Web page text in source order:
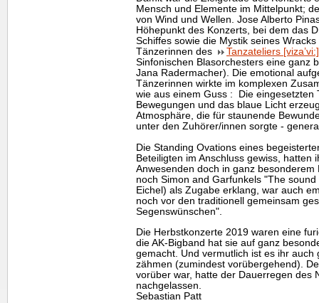
Mensch und Elemente im Mittelpunkt;
von Wind und Wellen. Jose Alberto
Höhepunkt des Konzerts, bei dem das
Schiffes sowie die Mystik seines
Tänzerinnen des
Tanzateliers [viza’vi:]
Sinfonischen Blasorchesters eine ganz
Jana Radermacher). Die emotional
Tänzerinnen wirkte im komplexen
wie aus einem Guss : Die eingesetzten
Bewegungen und das blaue Licht
Atmosphäre, die für staunende
unter den Zuhörer/innen sorgte -
Die Standing Ovations eines
Beteiligten im Anschluss gewiss, hatten
Anwesenden doch in ganz
noch Simon and Garfunkels "The
Eichel) als Zugabe erklang, war auch
noch vor den traditionell gemeinsam
Segenswünschen".
Die Herbstkonzerte 2019 waren eine
die AK-Bigband hat sie auf ganz
gemacht. Und vermutlich ist es ihr auch
zähmen (zumindest vorübergehend).
vorüber war, hatte der Dauerregen des
nachgelassen.
Sebastian Patt